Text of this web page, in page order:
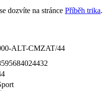
dozvíte na stránce Příběh trika.
ALT-CMZAT/44